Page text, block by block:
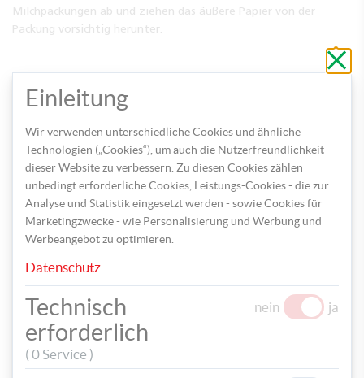
Milchpackungen ab und ziehen das äußere Papier von der
Packung vorsichtig herunter.
Stellen Sie die Milchpackungen auf und stülpen Sie den oberen
Rand nach unten. Bemalen Sie nun die Packungen mit goldenen
Punkten.
ohne
zu
Einleitung
Wir verwenden unterschiedliche Cookies und ähnliche
Technologien („Cookies“), um auch die Nutzerfreundlichkeit
dieser Website zu verbessern. Zu diesen Cookies zählen
unbedingt erforderliche Cookies, Leistungs-Cookies - die zur
Analyse und Statistik eingesetzt werden - sowie Cookies für
Marketingzwecke - wie Personalisierung und Werbung und
Werbeangebot zu optimieren.
Datenschutz
Technisch
erforderlich
( 0 Service )
nein ja